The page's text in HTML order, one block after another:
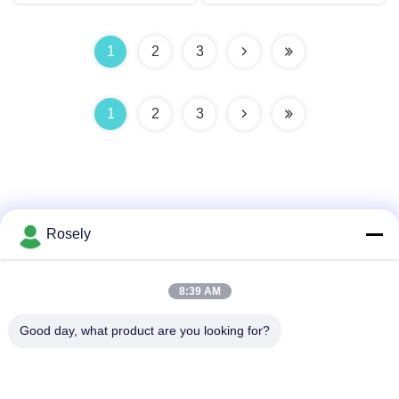
1 2 3
1 2 3
Gaohai-Industriegebiet, Jinsha, Danzao-Stadt, Nanhai-
Rosely
8:39 AM
Good day, what product are you looking for?